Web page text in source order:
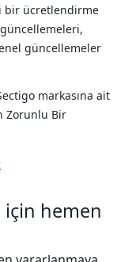
bir ücretlendirme
güncellemeler
markasına ait
Zorunlu Bir
için hemen